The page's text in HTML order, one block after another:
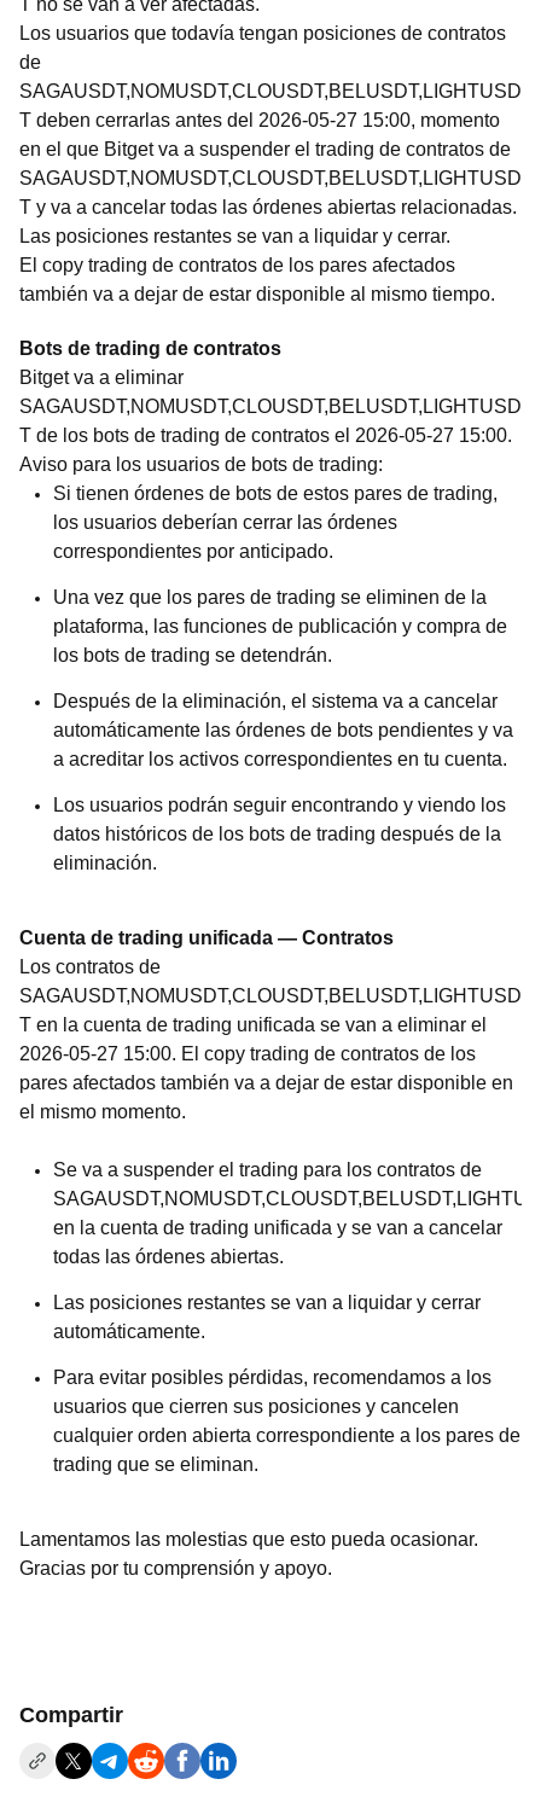
T no se van a ver afectadas.
Los usuarios que todavía tengan posiciones de contratos
de
SAGAUSDT,NOMUSDT,CLOUSDT,BELUSDT,LIGHTUSD
T deben cerrarlas antes del 2026-05-27 15:00, momento
en el que Bitget va a suspender el trading de contratos de
SAGAUSDT,NOMUSDT,CLOUSDT,BELUSDT,LIGHTUSD
T y va a cancelar todas las órdenes abiertas relacionadas.
Las posiciones restantes se van a liquidar y cerrar.
El copy trading de contratos de los pares afectados
también va a dejar de estar disponible al mismo tiempo.
Bots de trading de contratos
Bitget va a eliminar
SAGAUSDT,NOMUSDT,CLOUSDT,BELUSDT,LIGHTUSD
T de los bots de trading de contratos el 2026-05-27 15:00.
Aviso para los usuarios de bots de trading:
Si tienen órdenes de bots de estos pares de trading,
los usuarios deberían cerrar las órdenes
correspondientes por anticipado.
Una vez que los pares de trading se eliminen de la
plataforma, las funciones de publicación y compra de
los bots de trading se detendrán.
Después de la eliminación, el sistema va a cancelar
automáticamente las órdenes de bots pendientes y va
a acreditar los activos correspondientes en tu cuenta.
Los usuarios podrán seguir encontrando y viendo los
datos históricos de los bots de trading después de la
eliminación.
Cuenta de trading unificada — Contratos
Los contratos de
SAGAUSDT,NOMUSDT,CLOUSDT,BELUSDT,LIGHTUSD
T en la cuenta de trading unificada se van a eliminar el
2026-05-27 15:00. El copy trading de contratos de los
pares afectados también va a dejar de estar disponible en
el mismo momento.
Se va a suspender el trading para los contratos de
en la cuenta de trading unificada y se van a cancelar
todas las órdenes abiertas.
Las posiciones restantes se van a liquidar y cerrar
automáticamente.
Para evitar posibles pérdidas, recomendamos a los
usuarios que cierren sus posiciones y cancelen
cualquier orden abierta correspondiente a los pares de
trading que se eliminan.
Lamentamos las molestias que esto pueda ocasionar.
Gracias por tu comprensión y apoyo.
Compartir